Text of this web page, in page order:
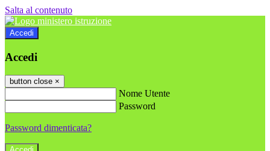
Salta al contenuto
Accedi
Accedi
button close ×
Nome Utente
Password
Password dimenticata?